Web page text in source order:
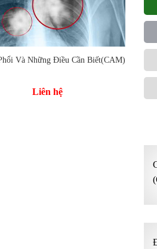
Và Những Điều Cần Biết(CAM)
Liên hệ